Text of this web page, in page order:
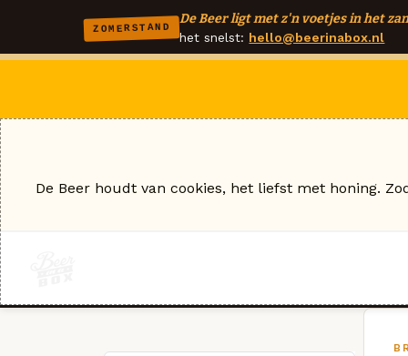
ZOMERSTAND
De Beer ligt met z'n voetjes in het
het snelst: hello@beerinabox.nl
De Beer houdt van cookies, het liefst met honing.